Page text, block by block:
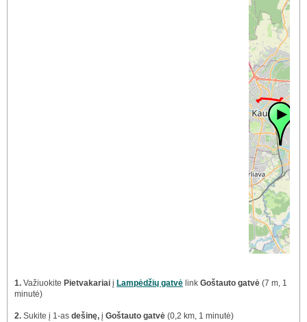
1. Važiuokite Pietvakariai į Lampėdžių gatvė link Goštauto gatvė (7 m, 1
minutė)
2. Sukite į 1-as dešinę, į Goštauto gatvė (0,2 km, 1 minutė)